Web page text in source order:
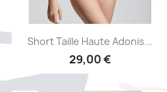
Aperçu rapide
Short Taille Haute Adonis...
29,00 €